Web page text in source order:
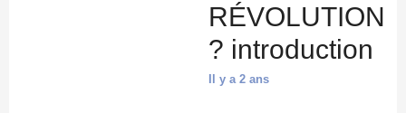
RÉVOLUTION
? introduction
Il y a 2 ans